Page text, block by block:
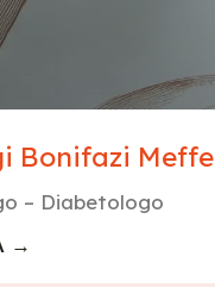
Bonifazi Meffe
– Diabetologo
→